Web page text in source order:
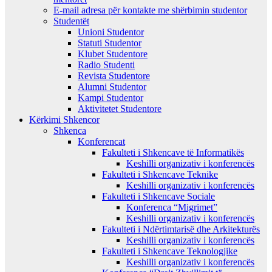
E-mail adresa për kontakte me shërbimin studentor
Studentët
Unioni Studentor
Statuti Studentor
Klubet Studentore
Radio Studenti
Revista Studentore
Alumni Studentor
Kampi Studentor
Aktivitetet Studentore
Kërkimi Shkencor
Shkenca
Konferencat
Fakulteti i Shkencave të Informatikës
Keshilli organizativ i konferencës
Fakulteti i Shkencave Teknike
Keshilli organizativ i konferencës
Fakulteti i Shkencave Sociale
Konferenca “Migrimet”
Keshilli organizativ i konferencës
Fakulteti i Ndërtimtarisë dhe Arkitekturës
Keshilli organizativ i konferencës
Fakulteti i Shkencave Teknologjike
Keshilli organizativ i konferencës